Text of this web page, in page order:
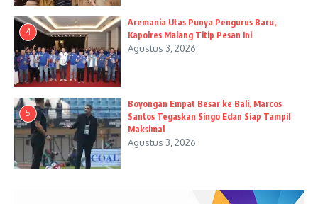
4
Aremania Utas Punya Pengurus Baru,
Kapolres Malang Titip Pesan Ini
Agustus 3, 2026
5
Boyongan Empat Besar ke Bali, Marcos
Santos Tegaskan Singo Edan Siap Tampil
Maksimal
Agustus 3, 2026